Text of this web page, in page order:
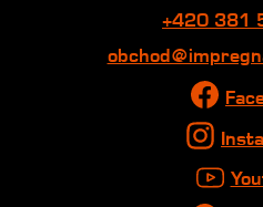
+420 381